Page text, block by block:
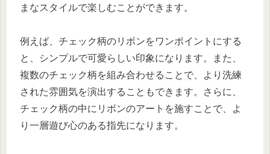
まなスタイルで楽しむことができます。
例えば、チェック柄のリボンをワンポイントにする
と、シンプルで可愛らしい印象になります。また、
複数のチェック柄を組み合わせることで、より洗練
された雰囲気を演出することもできます。さらに、
チェック柄の中にリボンのアートを施すことで、よ
り一層遊び心のある指先になります。